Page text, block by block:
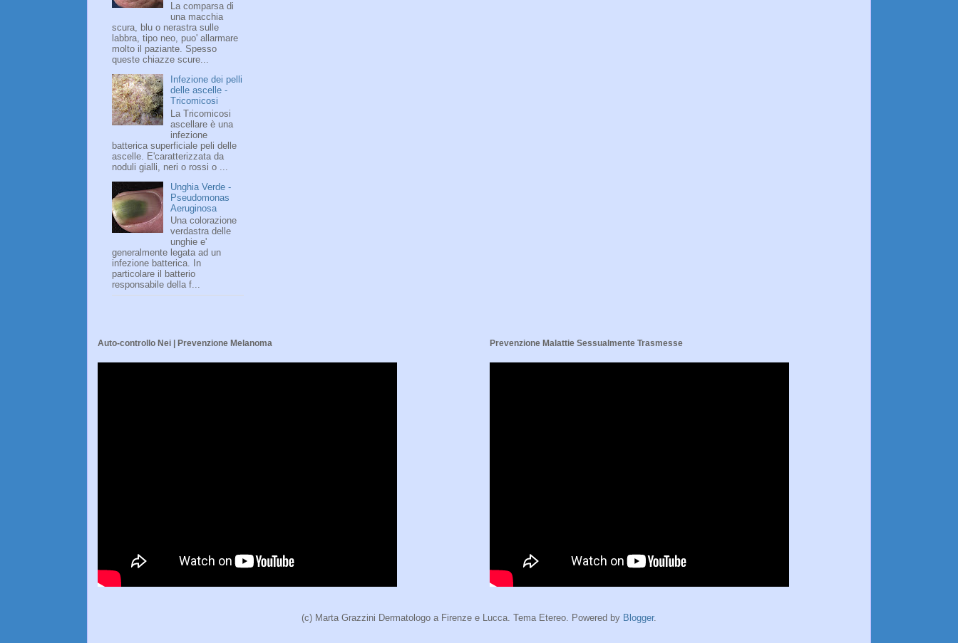
La comparsa di
una macchia
scura, blu o nerastra sulle
labbra, tipo neo, puo' allarmare
molto il paziante. Spesso
queste chiazze scure...
Infezione dei pelli
delle ascelle -
Tricomicosi
La Tricomicosi
ascellare è una
infezione
batterica superficiale peli delle
ascelle. E'caratterizzata da
noduli gialli, neri o rossi o ...
Unghia Verde -
Pseudomonas
Aeruginosa
Una colorazione
verdastra delle
unghie e'
generalmente legata ad un
infezione batterica. In
particolare il batterio
responsabile della f...
Auto-controllo Nei | Prevenzione Melanoma Prevenzione Malattie Sessualmente Trasmesse
(c) Marta Grazzini Dermatologo a Firenze e Lucca. Tema Etereo. Powered by Blogger.